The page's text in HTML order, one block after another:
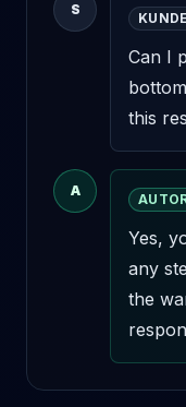
S
KUNDE
Can I
this
A
Yes,
any
the